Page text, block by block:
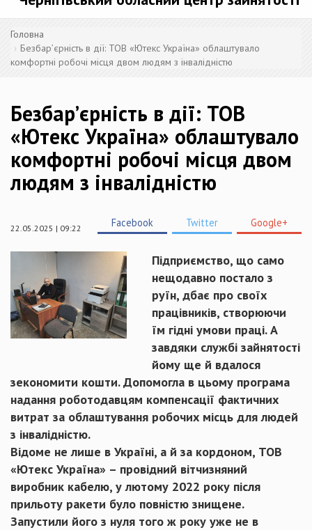
Головна
Безбар’єрність в дії: ТОВ «Ютекс Україна» облаштувало
комфортні робочі місця двом людям з інвалідністю
Безбар’єрність в дії: ТОВ
«Ютекс Україна» облаштувало
комфортні робочі місця двом
людям з інвалідністю
22.05.2025 | 09:22 Facebook Twitter Google+
Підприємство, що само
нещодавно постало з
руїн, дбає про своїх
працівників, створюючи
їм гідні умови праці. А
завдяки службі зайнятості
йому ще й вдалося
зекономити кошти. Допомогла в цьому програма
надання роботодавцям компенсації фактичних
витрат за облаштування робочих місць для людей
з інвалідністю.
Відоме не лише в Україні, а й за кордоном, ТОВ
«Ютекс Україна» – провідний вітчизняний
виробник кабелю, у лютому 2022 року після
прильоту ракети було повністю знищене.
Запустили його з нуля того ж року уже не в